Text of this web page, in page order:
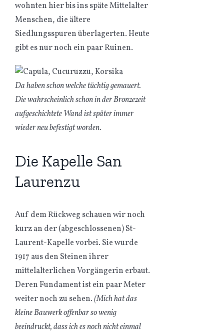
wohnten hier bis ins späte Mittelalter
Menschen, die ältere
Siedlungsspuren überlagerten. Heute
gibt es nur noch ein paar Ruinen.
Da haben schon welche tüchtig gemauert.
Die wahrscheinlich schon in der Bronzezeit
aufgeschichtete Wand ist später immer
wieder neu befestigt worden.
Die Kapelle San
Laurenzu
Auf dem Rückweg schauen wir noch
kurz an der (abgeschlossenen) St-
Laurent-Kapelle vorbei. Sie wurde
1917 aus den Steinen ihrer
mittelalterlichen Vorgängerin erbaut.
Deren Fundament ist ein paar Meter
weiter noch zu sehen.(Mich hat das
kleine Bauwerk offenbar so wenig
beeindruckt, dass ich es noch nicht einmal